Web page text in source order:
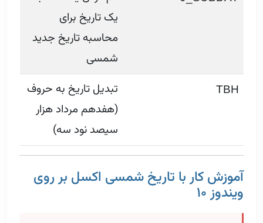
یک تاریخ برای
محاسبه تاریخ جدید
شمسی
TBH
تبدیل تاریخ به حروف
(هفدهم مرداد هزار
سیصد نود سه)
آموزش کار با تاریخ شمسی اکسل بر روی
ویندوز ۱۰